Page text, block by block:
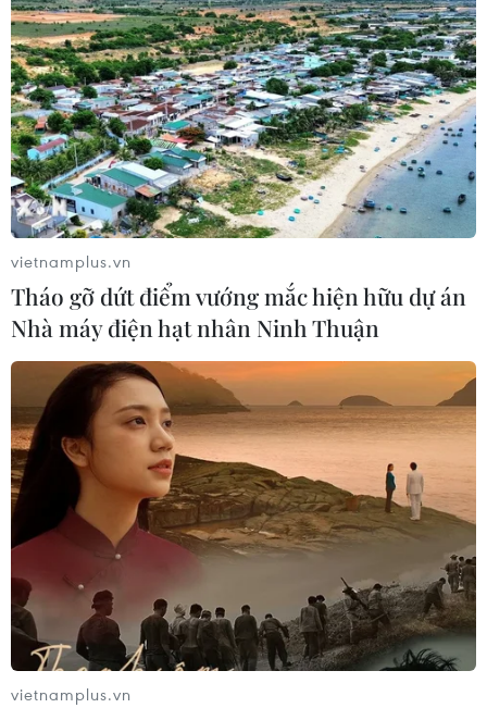
Đắk Lắk: Án phạt nghiêm minh với
đối tượng phá hoại đoàn kết dân tộc
05/08/2026 09:58
Hà Nội xét xử ổ nhóm 50 đối tượng tổ
chức sử dụng ma túy trong quán
Khởi tố người đàn ông xịt vòi cao áp
vào thợ tháo dỡ nhà sát vách
05/08/2026 09:23
Xem thêm
CƠ QUAN CHỦ QUẢN: THÔNG TẤN XÃ VIỆT NAM
vietnamplus.vn
Tháo gỡ dứt điểm vướng mắc hiện hữu dự án
Nhà máy điện hạt nhân Ninh Thuận
vietnamplus.vn